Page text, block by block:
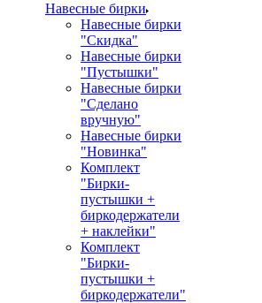
Навесные бирки
Навесные бирки
"Скидка"
Навесные бирки
"Пустышки"
Навесные бирки
"Сделано
вручную"
Навесные бирки
"Новинка"
Комплект
"Бирки-
пустышки +
биркодержатели
+ наклейки"
Комплект
"Бирки-
пустышки +
биркодержатели"